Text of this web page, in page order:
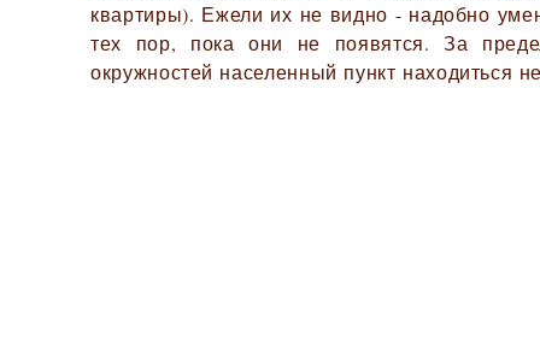
квартиры). Ежели их не видно - надобно
тех пор, пока они не появятся. За
окружностей населенный пункт находиться